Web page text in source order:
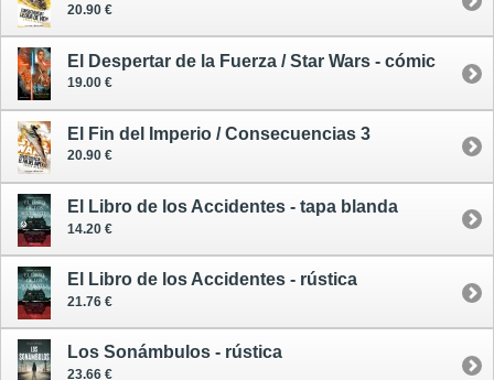
20.90 €
El Despertar de la Fuerza / Star Wars - cómic
19.00 €
El Fin del Imperio / Consecuencias 3
20.90 €
El Libro de los Accidentes - tapa blanda
14.20 €
El Libro de los Accidentes - rústica
21.76 €
Los Sonámbulos - rústica
23.66 €